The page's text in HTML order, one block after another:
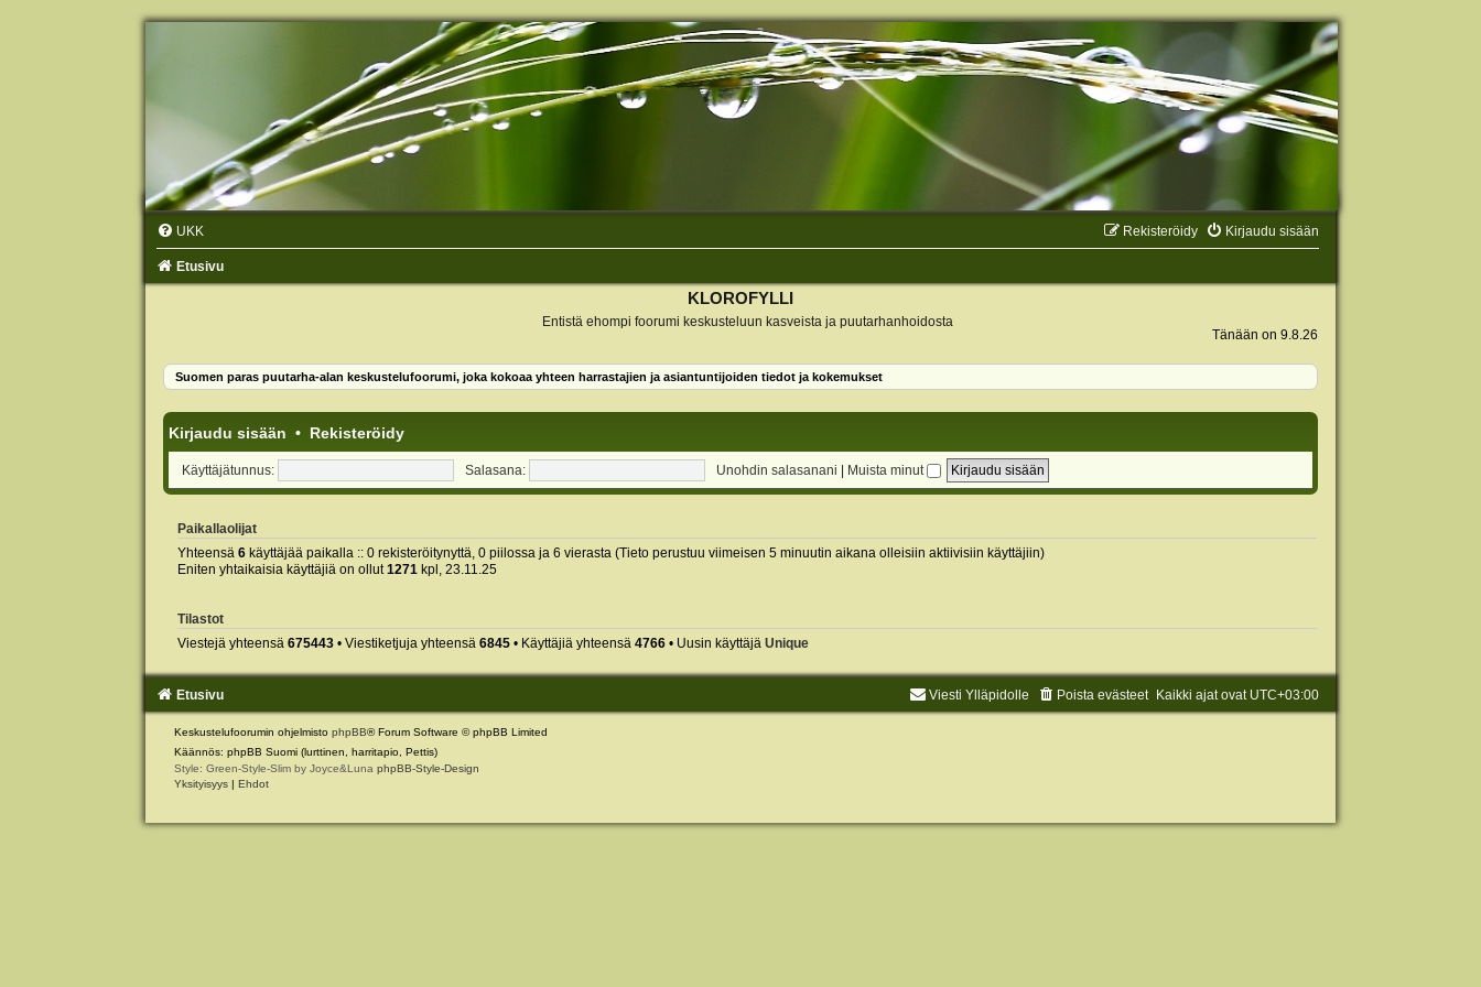
UKK Kirjaudu sisään
Rekisteröidy
Etusivu
KLOROFYLLI
Entistä ehompi foorumi keskusteluun kasveista ja puutarhanhoidosta
Tänään on 9.8.26
Suomen paras puutarha-alan keskustelufoorumi, joka kokoaa yhteen harrastajien ja asiantuntijoiden tiedot ja kokemukset
Kirjaudu sisään • Rekisteröidy
Käyttäjätunnus: Salasana: Unohdin salasanani | Muista minut
Paikallaolijat
Yhteensä 6käyttäjää paikalla :: 0 rekisteröitynyttä, 0 piilossa ja 6 vierasta (Tieto perustuu viimeisen 5 minuutin aikana olleisiin aktiivisiin käyttäjiin)
Eniten yhtaikaisia käyttäjiä on ollut1271kpl, 23.11.25
Tilastot
Viestejä yhteensä 675443• Viestiketjuja yhteensä 6845• Käyttäjiä yhteensä 4766• Uusin käyttäjä Unique
Etusivu Kaikki ajat ovat UTC+03:00
Poista evästeet
Viesti Ylläpidolle
Keskustelufoorumin ohjelmisto phpBB® Forum Software © phpBB Limited
Käännös: phpBB Suomi (lurttinen, harritapio, Pettis)
Style: Green-Style-Slim by Joyce&Luna phpBB-Style-Design
Yksityisyys | Ehdot